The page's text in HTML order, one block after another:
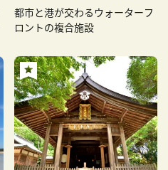
都市と港が交わるウォーターフ
ロントの複合施設